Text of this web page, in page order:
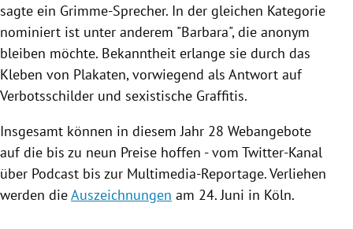
sagte ein Grimme-Sprecher. In der gleichen Kategorie
nominiert ist unter anderem "Barbara", die anonym
bleiben möchte. Bekanntheit erlange sie durch das
Kleben von Plakaten, vorwiegend als Antwort auf
Verbotsschilder und sexistische Graffitis.
Insgesamt können in diesem Jahr 28 Webangebote
auf die bis zu neun Preise hoffen - vom Twitter-Kanal
über Podcast bis zur Multimedia-Reportage. Verliehen
werden dieAuszeichnungen am 24. Juni in Köln.